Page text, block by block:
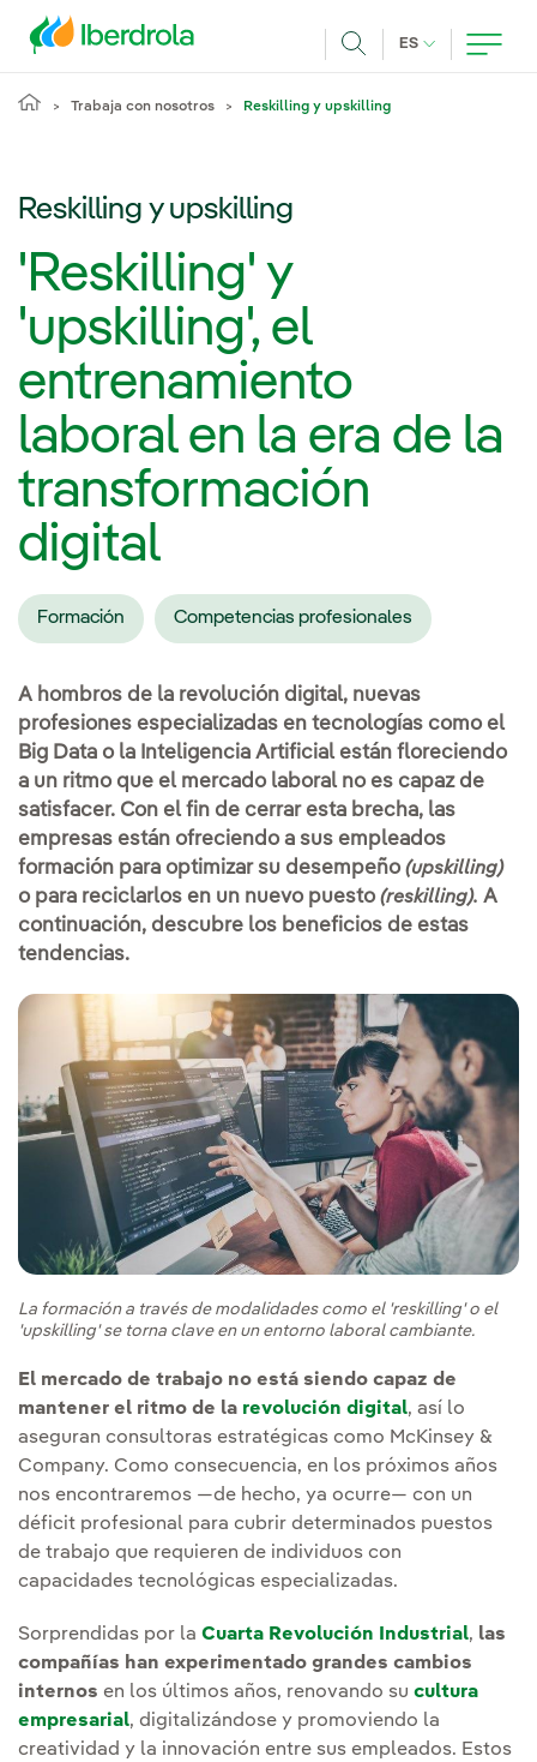
ES IDIOMA
Trabaja con nosotros Reskilling y upskilling
Reskilling y upskilling
'Reskilling' y
'upskilling', el
entrenamiento
laboral en la era de la
transformación
digital
Formación Competencias profesionales
A hombros de la revolución digital, nuevas
profesiones especializadas en tecnologías como el
Big Data o la Inteligencia Artificial están floreciendo
a un ritmo que el mercado laboral no es capaz de
satisfacer. Con el fin de cerrar esta brecha, las
empresas están ofreciendo a sus empleados
formación para optimizar su desempeño (upskilling)
o para reciclarlos en un nuevo puesto (reskilling). A
continuación, descubre los beneficios de estas
tendencias.
La formación a través de modalidades como el 'reskilling' o el
'upskilling' se torna clave en un entorno laboral cambiante.
El mercado de trabajo no está siendo capaz de
mantener el ritmo de la revolución digital, así lo
aseguran consultoras estratégicas como McKinsey &
Company. Como consecuencia, en los próximos años
nos encontraremos —de hecho, ya ocurre— con un
déficit profesional para cubrir determinados puestos
de trabajo que requieren de individuos con
capacidades tecnológicas especializadas.
Sorprendidas por la Cuarta Revolución Industrial, las
compañías han experimentado grandes cambios
internos en los últimos años, renovando su cultura
empresarial, digitalizándose y promoviendo la
creatividad y la innovación entre sus empleados. Estos